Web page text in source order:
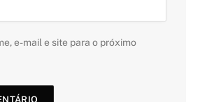
e-mail e site para o próximo